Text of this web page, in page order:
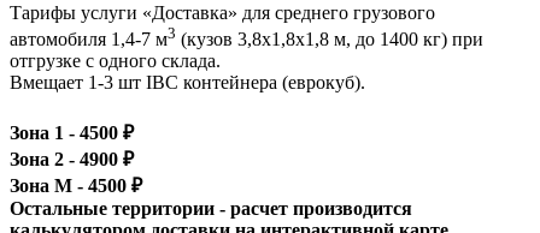
Тарифы услуги «Доставка» для среднего грузового
автомобиля 1,4-7 м3 (кузов 3,8x1,8x1,8 м, до 1400 кг) при
отгрузке с одного склада.
Вмещает 1-3 шт IBC контейнера (еврокуб).
Зона 1 - 4500 ₽
Зона 2 - 4900 ₽
Зона М - 4500 ₽
Остальные территории - расчет производится